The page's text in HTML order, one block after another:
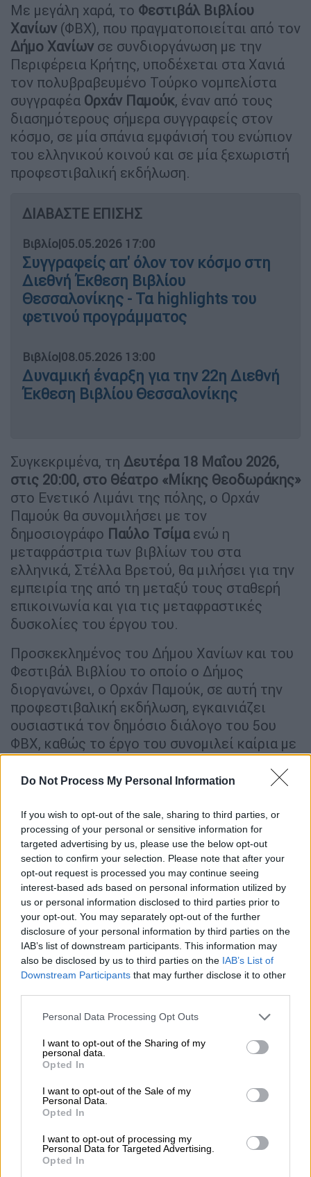
Do Not Process My Personal Information
If you wish to opt-out of the sale, sharing to third parties, or
processing of your personal or sensitive information for
targeted advertising by us, please use the below opt-out
section to confirm your selection. Please note that after your
opt-out request is processed you may continue seeing
interest-based ads based on personal information utilized by
us or personal information disclosed to third parties prior to
your opt-out. You may separately opt-out of the further
disclosure of your personal information by third parties on the
IAB’s list of downstream participants. This information may
also be disclosed by us to third parties on the IAB’s List of
Downstream Participants that may further disclose it to other
Please note that this website/app uses one or more Google
not limited to your visit or usage behaviour. You may click to
grant or deny consent to Google and its third-party tags to
use your data for below specified purposes in below Google
consent section.
Personal Data Processing Opt Outs
I want to opt-out of the Sharing of my
personal data.
Opted In
I want to opt-out of the Sale of my
Personal Data.
Opted In
I want to opt-out of processing my
Personal Data for Targeted Advertising.
Opted In
Με μεγάλη χαρά, το Φεστιβάλ Βιβλίου
Χανίων (ΦΒΧ), που πραγματοποιείται από τον
Δήμο Χανίων σε συνδιοργάνωση με την
Περιφέρεια Κρήτης, υποδέχεται στα Χανιά
τον πολυβραβευμένο Τούρκο νομπελίστα
συγγραφέα Ορχάν Παμούκ, έναν από τους
διασημότερους σήμερα συγγραφείς στον
κόσμο, σε μία σπάνια εμφάνισή του ενώπιον
του ελληνικού κοινού και σε μία ξεχωριστή
προφεστιβαλική εκδήλωση.
ΔΙΑΒΑΣΤΕ ΕΠΙΣΗΣ
Βιβλίο|05.05.2026 17:00
Συγγραφείς απ' όλον τον κόσμο στη
Διεθνή Έκθεση Βιβλίου
Θεσσαλονίκης - Τα highlights του
φετινού προγράμματος
Βιβλίο|08.05.2026 13:00
Δυναμική έναρξη για την 22η Διεθνή
Έκθεση Βιβλίου Θεσσαλονίκης
Συγκεκριμένα, τη Δευτέρα 18 Μαΐου 2026,
στις 20:00, στο Θέατρο «Μίκης Θεοδωράκης»
στο Ενετικό Λιμάνι της πόλης, ο Ορχάν
Παμούκ θα συνομιλήσει με τον
δημοσιογράφο Παύλο Τσίμαενώ η
μεταφράστρια των βιβλίων του στα
ελληνικά, Στέλλα Βρετού, θα μιλήσει για την
εμπειρία της από τη μεταξύ τους σταθερή
επικοινωνία και για τις μεταφραστικές
δυσκολίες του έργου του.
Προσκεκλημένος του Δήμου Χανίων και του
Φεστιβάλ Βιβλίου το οποίο ο Δήμος
διοργανώνει, ο Ορχάν Παμούκ, σε αυτή την
προφεστιβαλική εκδήλωση, εγκαινιάζει
ουσιαστικά τον δημόσιο διάλογο του 5ου
ΦΒΧ, καθώς το έργο του συνομιλεί καίρια με
το φετινό κεντρικό θέμα του φεστιβάλ
«Κόσμοι σε σύγκρουση». Αλλά και η ίδια η
συγγραφέας έχει επισκεφτεί επανειλημμένα
και με τον οποίο διατηρεί μια ιδιαίτερη
σχέση. Έχει μάλιστα εμπνεύσει και το
φανταστικό νησί Μίνγκερ –τοποθετημένο
κάπου ανάμεσα στην Κρήτη και την Κύπρο–
που «πρωταγωνιστεί» στο τελευταίο βιβλίο
του που κυκλοφορεί στα ελληνικά, «Νύχτες
πανούκλας» (εκδόσεις Πατάκη, 2022).
Ο πολυβραβευμένος Ορχάν Παμούκ
Γεννήθηκε το 1952 στην Κωνσταντινούπολη.
Τελείωσε το λύκειο στη Ροβέρτειο Σχολή,
σπούδασε τρία χρόνια αρχιτεκτονική στο
Πολυτεχνείο και το 1976 αποφοίτησε από το
Ινστιτούτο Δηµοσιογραφίας του
Πανεπιστηµίου της Κωνσταντινούπολης.
Άρχισε να γράφει το 1974. Το πρώτο του
» (εκδόσεις Πατάκη, 2022), βραβεύτηκε
µε το βραβείο Μυθιστορήµατος των